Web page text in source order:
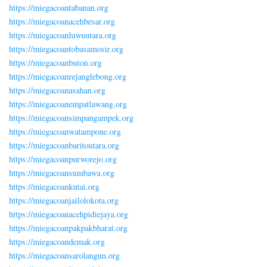
https://miegacoantabanan.org
https://miegacoanacehbesar.org
https://miegacoanluwuutara.org
https://miegacoantobasamosir.org
https://miegacoanbuton.org
https://miegacoanrejanglebong.org
https://miegacoanasahan.org
https://miegacoanempatlawang.org
https://miegacoansimpangampek.org
https://miegacoanwatampone.org
https://miegacoanbaritoutara.org
https://miegacoanpurworejo.org
https://miegacoansumbawa.org
https://miegacoankutai.org
https://miegacoanjailolokota.org
https://miegacoanacehpidiejaya.org
https://miegacoanpakpakbharat.org
https://miegacoandemak.org
https://miegacoansarolangun.org